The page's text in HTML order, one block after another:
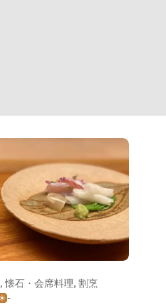
,懐石・会席料理, 割烹
-